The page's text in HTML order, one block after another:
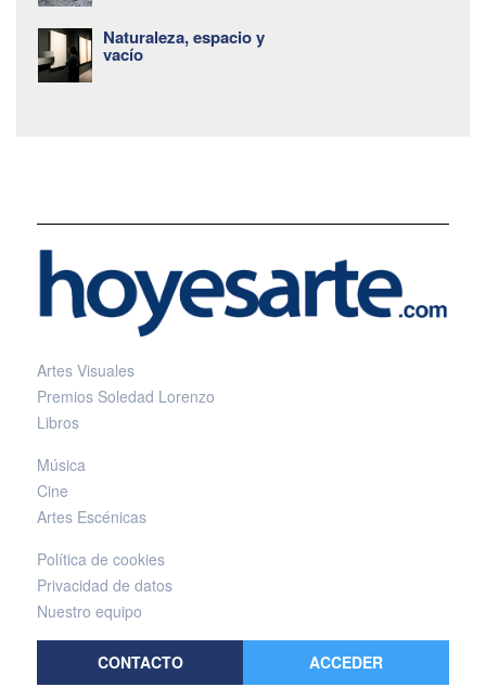
Naturaleza, espacio y
vacío
Artes Visuales
Premios Soledad Lorenzo
Libros
Música
Cine
Artes Escénicas
Política de cookies
Privacidad de datos
Nuestro equipo
CONTACTO ACCEDER